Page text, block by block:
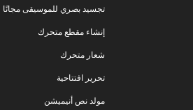
تجسيد بصري للموسيقى مجانًا
إنشاء مقطع متحرك
شعار متحرك
تحرير افتتاحية
مولد نص أنيميشن